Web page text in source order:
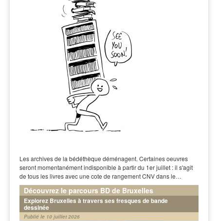
Les archives de la bédéthèque déménagent. Certaines oeuvres
seront momentanément indisponible à partir du 1er juillet : il s'agit
de tous les livres avec une cote de rangement CNV dans le…
Découvrez le parcours BD de Bruxelles
Explorez Bruxelles à travers ses fresques de bande
dessinée
Publié le 10 juillet 2026